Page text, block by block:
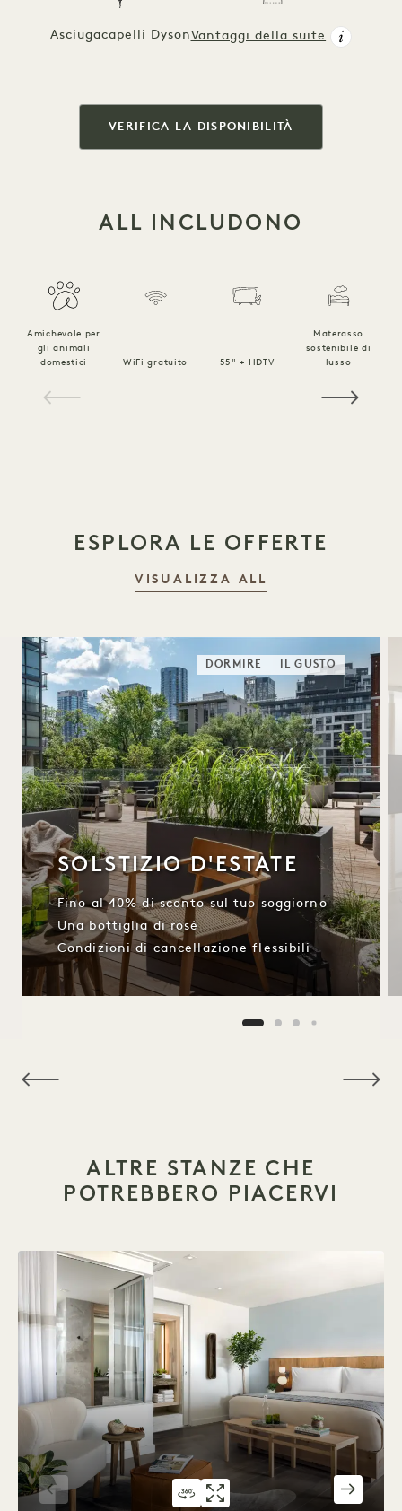
Asciugacapelli DysonVantaggi della suite
VERIFICA LA DISPONIBILITÀ
ALL INCLUDONO
Amichevole per
gli animali
domestici
WiFi gratuito 55" + HDTV
Materasso
sostenibile di
lusso
ESPLORA LE OFFERTE
VISUALIZZA ALL
DORMIRE IL GUSTO
SOLSTIZIO D'ESTATE
Fino al 40% di sconto sul tuo soggiorno
Una bottiglia di rosé
Condizioni di cancellazione flessibili
ALTRE STANZE CHE
POTREBBERO PIACERVI
TOUR A 360° 543 WILLOW
GALLERIA 543 WILLOW